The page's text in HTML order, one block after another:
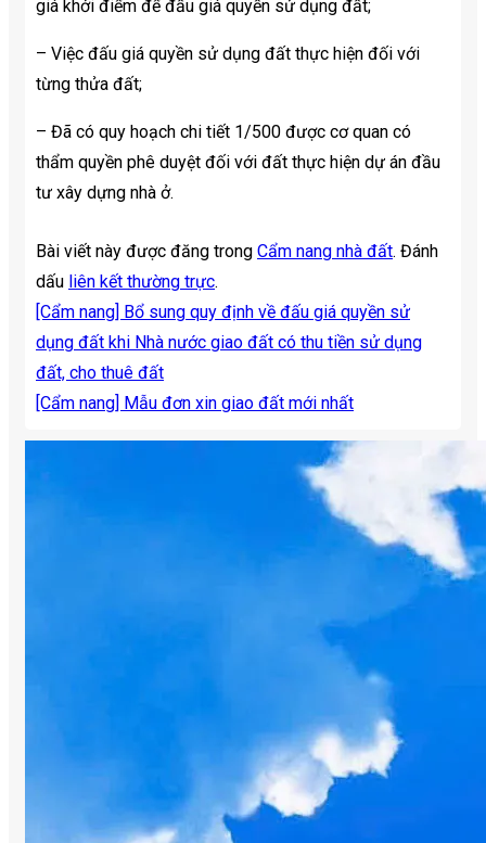
giá khởi điểm để đấu giá quyền sử dụng đất;
– Việc đấu giá quyền sử dụng đất thực hiện đối với
từng thửa đất;
– Đã có quy hoạch chi tiết 1/500 được cơ quan có
thẩm quyền phê duyệt đối với đất thực hiện dự án đầu
tư xây dựng nhà ở.
Bài viết này được đăng trong Cẩm nang nhà đất. Đánh
dấu liên kết thường trực.
[Cẩm nang] Bổ sung quy định về đấu giá quyền sử
dụng đất khi Nhà nước giao đất có thu tiền sử dụng
đất, cho thuê đất
[Cẩm nang] Mẫu đơn xin giao đất mới nhất